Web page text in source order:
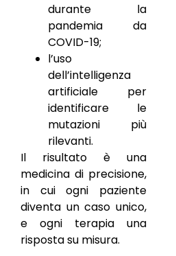
durante la
pandemia da
COVID-19;
l’uso
dell’intelligenza
artificiale per
identificare le
mutazioni più
rilevanti.
Il risultato è una
medicina di precisione,
in cui ogni paziente
diventa un caso unico,
e ogni terapia una
risposta su misura.